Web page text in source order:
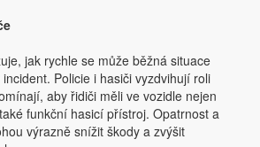
jak rychle se může běžná situace
Policie i hasiči vyzdvihují roli
aby řidiči měli ve vozidle nejen
funkční hasicí přístroj. Opatrnost a
výrazně snížit škody a zvýšit